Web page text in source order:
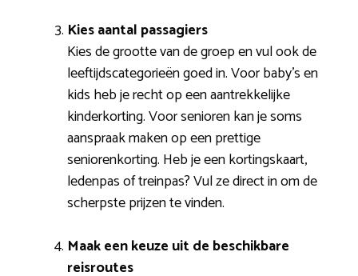
Kies aantal passagiers
Kies de grootte van de groep en vul ook de
leeftijdscategorieën goed in. Voor baby’s en
kids heb je recht op een aantrekkelijke
kinderkorting. Voor senioren kan je soms
aanspraak maken op een prettige
seniorenkorting. Heb je een kortingskaart,
ledenpas of treinpas? Vul ze direct in om de
scherpste prijzen te vinden.
Maak een keuze uit de beschikbare
reisroutes